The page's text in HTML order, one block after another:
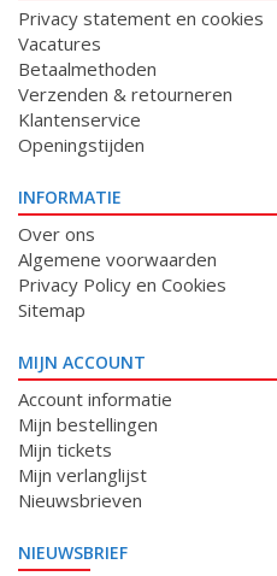
Privacy statement en cookies
Vacatures
Betaalmethoden
Verzenden & retourneren
Klantenservice
Openingstijden
INFORMATIE
Over ons
Algemene voorwaarden
Privacy Policy en Cookies
Sitemap
MIJN ACCOUNT
Account informatie
Mijn bestellingen
Mijn tickets
Mijn verlanglijst
Nieuwsbrieven
NIEUWSBRIEF